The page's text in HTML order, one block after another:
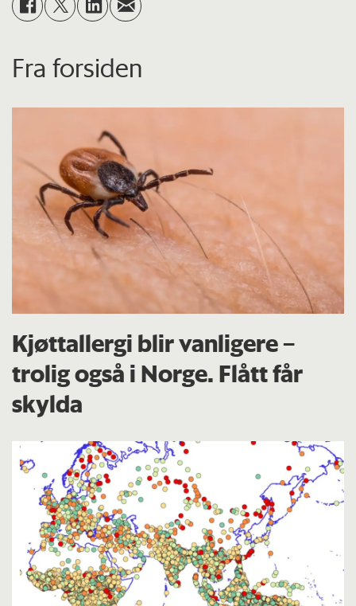
Fra forsiden
Kjøttallergi blir vanligere –
trolig også i Norge. Flått får
skylda